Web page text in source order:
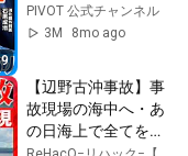
の死因 女性1位 男性
2位／免疫細胞の7割
える／がんリスク高
める食品／予防にプ
ラスの食品／ぽっこ
りお腹は毒素の塊
PIVOT 公式チャンネル
3M
8mo ago
【辺野古沖事故】事
故現場の海中へ・あ
の日海上で全てを見